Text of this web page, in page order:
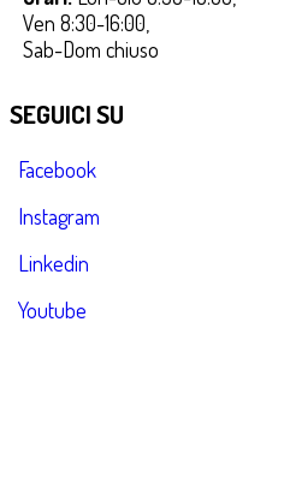
Ven 8:30-16:00,
Sab-Dom chiuso
SEGUICI SU
Facebook
Instagram
Linkedin
Youtube